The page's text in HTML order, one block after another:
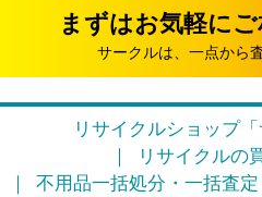
2026.05.17
おはようございます。リサイ
2026.04.12
お久しぶりです。リサイクル
まずはお気軽に
サークルは、一点から
リサイクルショップ
リサイクルの
不用品一括処分・一括査定